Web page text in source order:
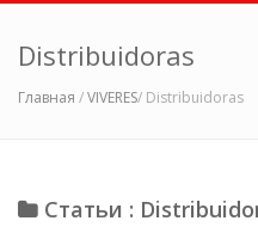
Distribuidoras
Главная /VIVERES/ Distribuidoras
Статьи :